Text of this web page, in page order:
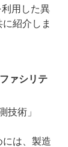
用した異
紹介しま
ァシリテ
技術」
は、製造